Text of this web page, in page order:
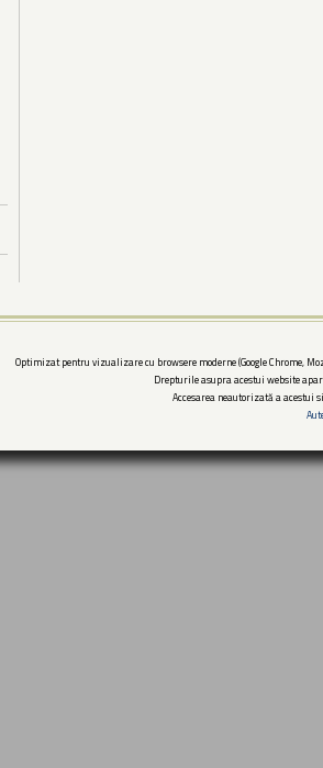
Optimizat pentru vizualizare cu browsere moderne (Google Chrome,
Drepturile asupra acestui website
Accesarea neautorizată a acestui